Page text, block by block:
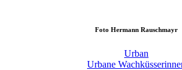
Foto Hermann Rauschmayr
Urban
Urbane